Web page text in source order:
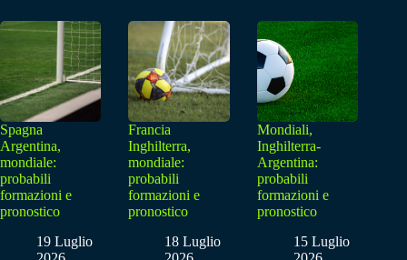
Spagna
Argentina,
mondiale:
probabili
formazioni e
pronostico
19 Luglio
Francia
Inghilterra,
mondiale:
probabili
formazioni e
pronostico
18 Luglio
Mondiali,
Inghilterra-
Argentina:
probabili
formazioni e
pronostico
15 Luglio